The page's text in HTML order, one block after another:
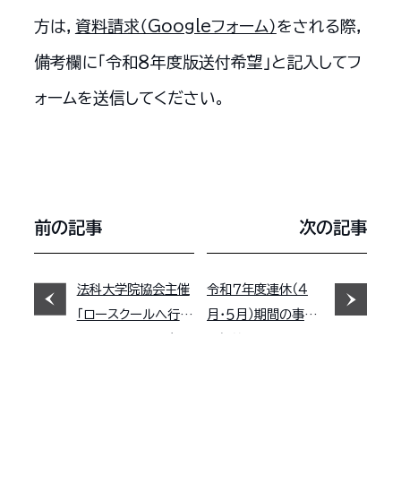
方は， 資料請求（Googleフォーム）をされる際，
備考欄に「令和８年度版送付希望」と記入してフ
ォームを送信してください。
前の記事
法科大学院協会主催
「ロースクールへ行こ
次の記事
令和７年度連休（４
月・５月）期間の事務